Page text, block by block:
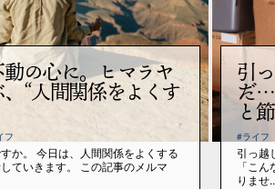
の心に。ヒマラヤ
“人間関係をよくす
フ
か。 今日は、人間関係をよくする
ていきます。 この記事のメルマ
引
だ…
と
#ライフ
引っ越
「こ
りませ